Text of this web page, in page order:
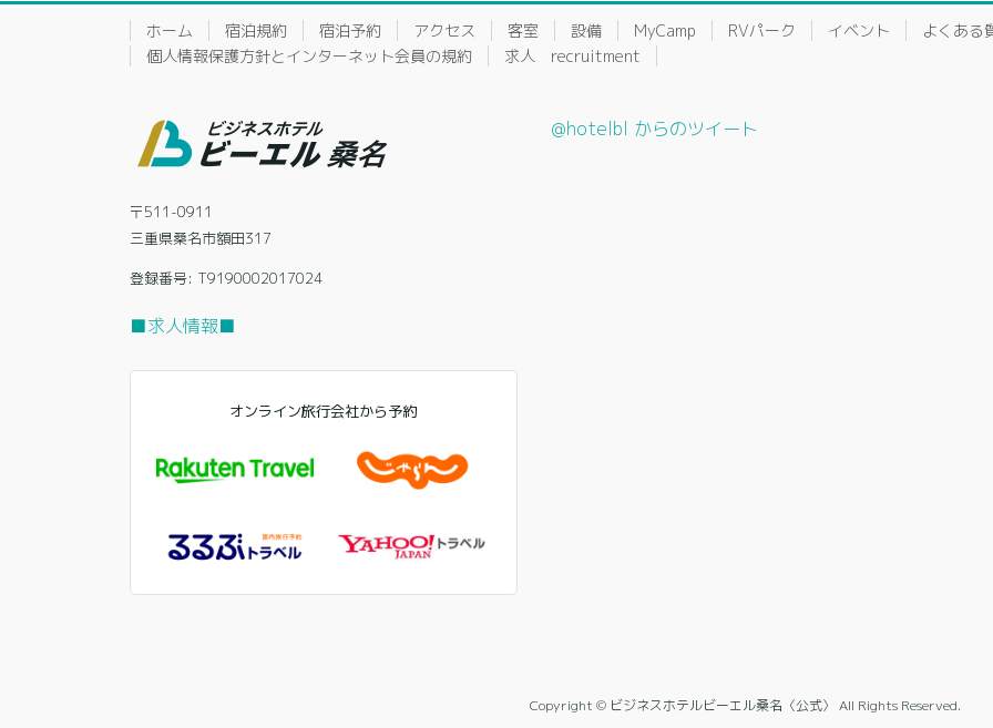
ホーム 宿泊規約 宿泊予約 アクセス 客室 設備 MyCamp RVパーク イベント よくある
個人情報保護方針とインターネット会員の規約
求人 recruitment
〒511-0911
三重県桑名市額田317
登録番号: T9190002017024
■求人情報■
オンライン旅行会社から予約
@hotelbl からのツイート
Copyright © ビジネスホテルビーエル桑名〈公式〉 All Rights Reserved.